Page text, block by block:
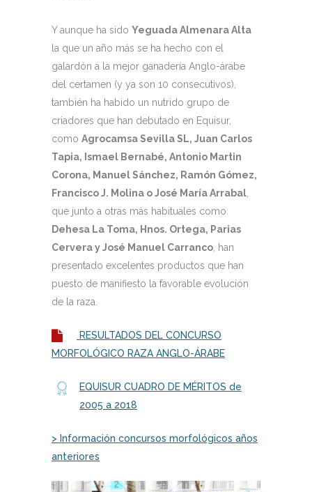
Y aunque ha sido Yeguada Almenara Alta
la que un año más se ha hecho con el
galardón a la mejor ganadería Anglo-árabe
del certamen (y ya son 10 consecutivos),
también ha habido un nutrido grupo de
criadores que han debutado en Equisur,
como Agrocamsa Sevilla SL, Juan Carlos
Tapia, Ismael Bernabé, Antonio Martin
Corona, Manuel Sánchez, Ramón Gómez,
Francisco J. Molina o José María Arrabal
que junto a otras más habituales como
Dehesa La Toma, Hnos. Ortega, Parias
Cervera y José Manuel Carranco , han
presentado excelentes productos que han
puesto de manifiesto la favorable evolución
de la raza.
RESULTADOS DEL CONCURSO
MORFOLÓGICO RAZA ANGLO-ÁRABE
EQUISUR CUADRO DE MÉRITOS de
2005 a 2018
> Información concursos morfológicos años
anteriores